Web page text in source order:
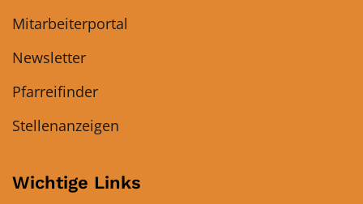
Mitarbeiterportal
Newsletter
Pfarreifinder
Stellenanzeigen
Wichtige Links